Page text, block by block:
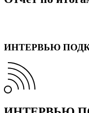
ИНТЕРВЬЮ